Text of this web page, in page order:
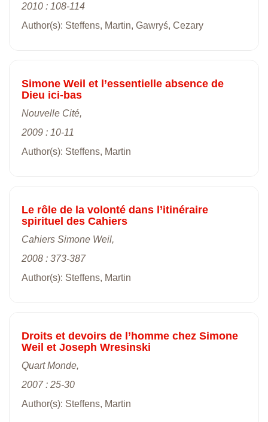
2010 : 108-114
Author(s): Steffens, Martin, Gawryś, Cezary
Simone Weil et l’essentielle absence de
Dieu ici-bas
Nouvelle Cité,
2009 : 10-11
Author(s): Steffens, Martin
Le rôle de la volonté dans l’itinéraire
spirituel des Cahiers
Cahiers Simone Weil,
2008 : 373-387
Author(s): Steffens, Martin
Droits et devoirs de l’homme chez Simone
Weil et Joseph Wresinski
Quart Monde,
2007 : 25-30
Author(s): Steffens, Martin